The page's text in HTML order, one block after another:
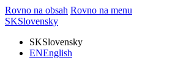
Rovno na obsah Rovno na menu
SKSlovensky
SKSlovensky
ENEnglish